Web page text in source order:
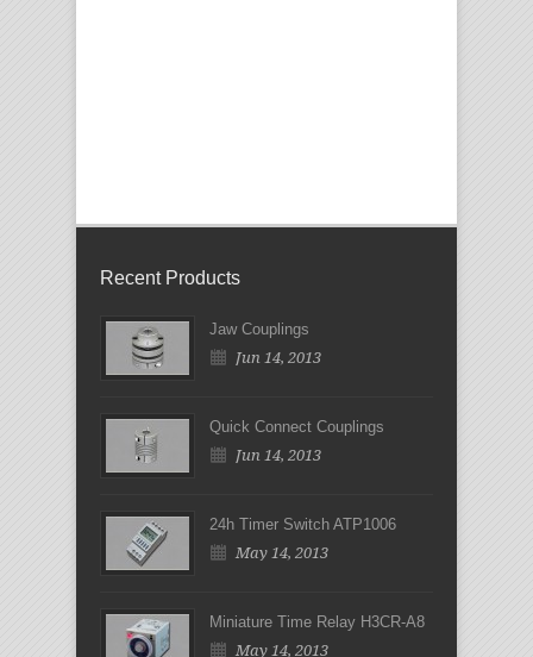
Recent Products
Jaw Couplings
Jun 14, 2013
Quick Connect Couplings
Jun 14, 2013
24h Timer Switch ATP1006
May 14, 2013
Miniature Time Relay H3CR-A8
May 14, 2013